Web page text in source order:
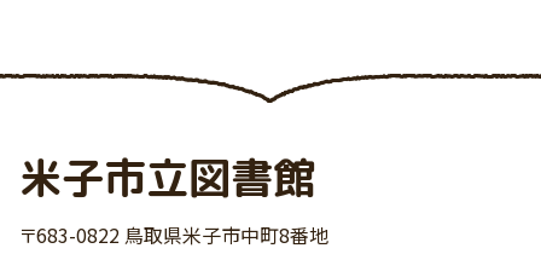
米子市立図書館
〒683-0822 鳥取県米子市中町8番地